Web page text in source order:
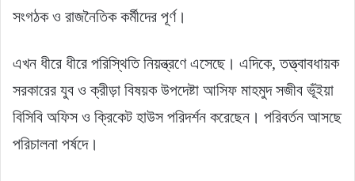
সংগঠক ও রাজনৈতিক কর্মীদের পূর্ণ।
এখন ধীরে ধীরে পরিস্থিতি নিয়ন্ত্রণে এসেছে। এদিকে, তত্ত্বাবধায়ক
সরকারের যুব ও ক্রীড়া বিষয়ক উপদেষ্টা আসিফ মাহমুদ সজীব ভূঁইয়া
বিসিবি অফিস ও ক্রিকেট হাউস পরিদর্শন করেছেন। পরিবর্তন আসছে
পরিচালনা পর্ষদে।